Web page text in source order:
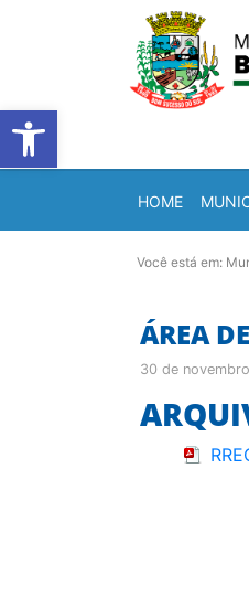
Barra de
HOME
Você está em:
ÁREA
30 de